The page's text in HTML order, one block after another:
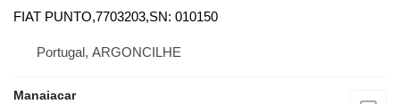
FIAT PUNTO,7703203,SN: 010150
Portugal, ARGONCILHE
Manaiacar